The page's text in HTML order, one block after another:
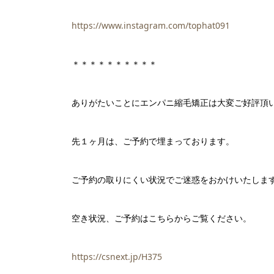
https://www.instagram.com/tophat091
＊＊＊＊＊＊＊＊＊＊
ありがたいことにエンパニ縮毛矯正は大変ご好評頂
先１ヶ月は、ご予約で埋まっております。
ご予約の取りにくい状況でご迷惑をおかけいたします
空き状況、ご予約はこちらからご覧ください。
https://csnext.jp/H375